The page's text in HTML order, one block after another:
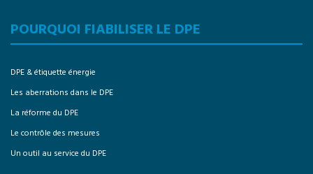
POURQUOI FIABILISER LE DPE
DPE & étiquette énergie
Les aberrations dans le DPE
La réforme du DPE
Le contrôle des mesures
Un outil au service du DPE